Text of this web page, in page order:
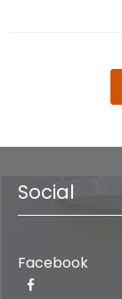
Social
Facebook